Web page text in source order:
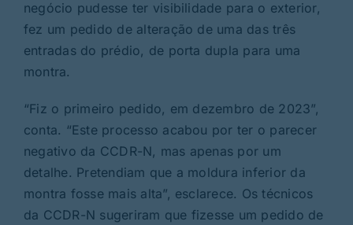
negócio pudesse ter visibilidade para o exterior,
fez um pedido de alteração de uma das três
entradas do prédio, de porta dupla para uma
montra.
“Fiz o primeiro pedido, em dezembro de 2023”,
conta. “Este processo acabou por ter o parecer
negativo da CCDR-N, mas apenas por um
detalhe. Pretendiam que a moldura inferior da
montra fosse mais alta”, esclarece. Os técnicos
da CCDR-N sugeriram que fizesse um pedido de